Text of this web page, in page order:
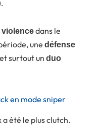
dans le
une défense
surtout un duo
en mode sniper
été le plus clutch.